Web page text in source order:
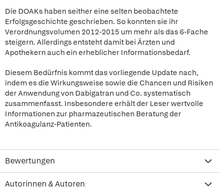
Die DOAKs haben seither eine selten beobachtete
Erfolgsgeschichte geschrieben. So konnten sie ihr
Verordnungsvolumen 2012-2015 um mehr als das 6-Fache
steigern. Allerdings entsteht damit bei Ärzten und
Apothekern auch ein erheblicher Informationsbedarf.
Diesem Bedürfnis kommt das vorliegende Update nach,
indem es die Wirkungsweise sowie die Chancen und Risiken
der Anwendung von Dabigatran und Co. systematisch
zusammenfasst. Insbesondere erhält der Leser wertvolle
Informationen zur pharmazeutischen Beratung der
Antikoagulanz-Patienten.
Bewertungen
Autorinnen & Autoren